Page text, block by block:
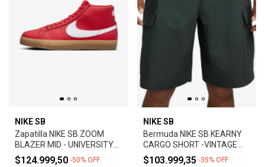
NIKE SB
Zapatilla NIKE SB ZOOM
BLAZER MID - UNIVERSITY
RED *Orange Label*
$124.999,50 -50% OFF
NIKE SB
Bermuda NIKE SB KEARNY
CARGO SHORT -VINTAGE
GREEN
$103.999,35 -35% OFF